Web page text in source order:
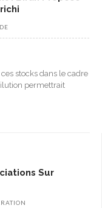
stocks dans le cadre
permettrait
Sur